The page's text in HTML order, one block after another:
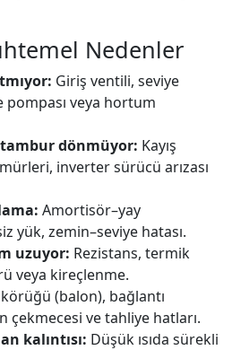
Nedenler
Giriş ventili, seviye
veya hortum
tambur dönmüyor: Kayış
inverter sürücü arızası
Amortisör–yay
yük, zemin–seviye hatası.
uzuyor: Rezistans, termik
veya kireçlenme.
(balon), bağlantı
çekmecesi ve tahliye hatları.
kalıntısı: Düşük ısıda sürekli